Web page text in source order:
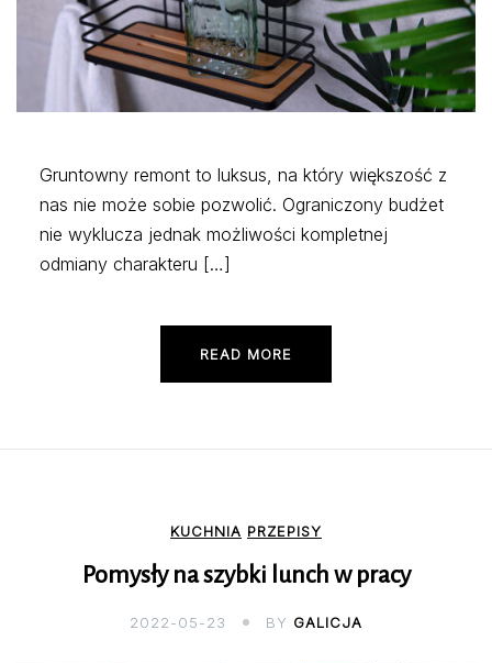
Gruntowny remont to luksus, na który większość z
nas nie może sobie pozwolić. Ograniczony budżet
nie wyklucza jednak możliwości kompletnej
odmiany charakteru […]
READ MORE
KUCHNIA PRZEPISY
Pomysły na szybki lunch w pracy
2022-05-23 BY GALICJA